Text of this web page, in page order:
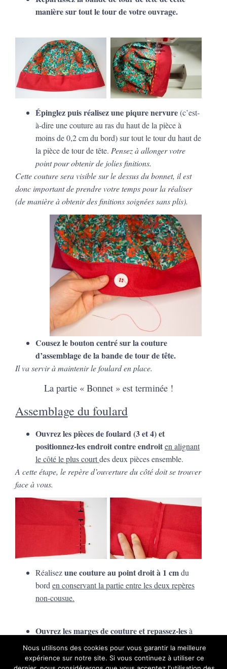
manière sur tout le tour de votre ouvrage.
Épinglez puis réalisez une piqure nervure(c’est-
à-dire une couture au ras du haut de la pièce à
moins de 0,2 cm du bord) sur tout le tour du haut de
la pièce de tour de tête. Pensez à allonger votre
point pour obtenir de jolies finitions.
Cette couture sera visible sur le dessus du bonnet, il est
donc important de prendre votre temps pour la réaliser
(de manière à obtenir des finitions soignées sans plis).
Cousez le bouton centré sur la couture
d’assemblage de la bande de tour de tête.
Il va servir à maintenir le foulard en place.
La partie « Bonnet » est terminée !
Assemblage du foulard
Ouvrez les pièces de foulard (3 et 4) et
positionnez-les endroit contre endroiten alignant
le côté le plus courtdes deux pièces ensemble.
A cette étape, le repère d’ouverture du côté doit se trouver
face à vous.
Réalisezune couture au point droit à 1 cmdu
borden conservant la partie entre les deux repères
non-cousue.
Ouvrez les marges de couture et repassez-lesà
l’aide de votre fer à repasser.
La partie non cousue
vient former une boutonnière destinée à passer le
Nous utilisons des cookies pour vous garantir la meilleure
expérience sur notre site. Si vous continuez à utiliser ce